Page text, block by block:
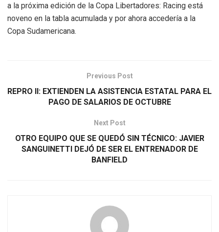
a la próxima edición de la Copa Libertadores: Racing está
noveno en la tabla acumulada y por ahora accedería a la
Copa Sudamericana.
Previous Post
REPRO II: EXTIENDEN LA ASISTENCIA ESTATAL PARA EL
PAGO DE SALARIOS DE OCTUBRE
Next Post
OTRO EQUIPO QUE SE QUEDÓ SIN TÉCNICO: JAVIER
SANGUINETTI DEJÓ DE SER EL ENTRENADOR DE
BANFIELD